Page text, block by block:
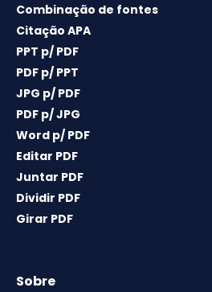
Combinação de fontes
Citação APA
PPT p/ PDF
PDF p/ PPT
JPG p/ PDF
PDF p/ JPG
Word p/ PDF
Editar PDF
Juntar PDF
Dividir PDF
Girar PDF
Sobre